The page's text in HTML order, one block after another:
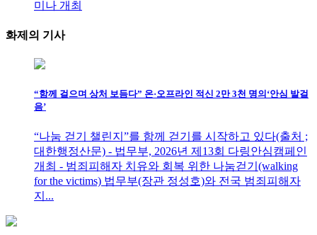
미나 개최
화제의 기사
“함께 걸으며 상처 보듬다” 온·오프라인 적신 2만 3천 명의‘안심 발걸
음’
“나눔 걷기 챌린지”를 함께 걷기를 시작하고 있다(출처 ;
대한행정산문) - 법무부, 2026년 제13회 다링안심캠페인
개최 - 범죄피해자 치유와 회복 위한 나눔걷기(walking
for the victims) 법무부(장관 정성호)와 전국 범죄피해자
지...